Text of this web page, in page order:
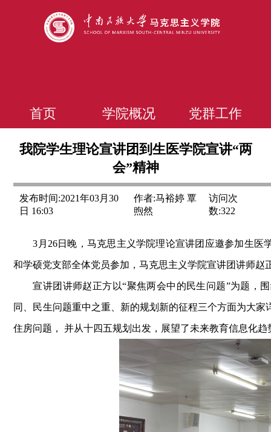
首页 学院概况 党群工作
我院学生理论宣讲团到生医学院宣讲“两
会”精神
发布时间:2021年03月30
日 16:03
作者:马裕婷 覃
煦然
访问次
数:322
3月26日晚，马克思主义学院理论宣讲团 应邀参加生医
和学硕党支部全体党员参加，马克思主义学院宣讲团讲师赵
宣讲团讲师赵正方以“聚焦两会中的民生问题”为题，
同、民生问题重中之重、新的规划新的征程三个方面为大
住房问题， 并从十四五规划出发，展望了未来教育信息化趋